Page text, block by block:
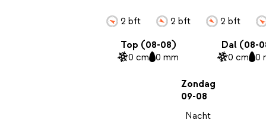
2 bft 2 bft 2 bft
Top (08-08)
0 cm 0 mm
Dal (08-
0 cm 0
Zondag
09-08
Nacht